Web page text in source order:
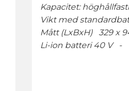
Kapacitet:
Vikt med
Mått (LxBxH) 329 x
Li-ion batteri 40 V -